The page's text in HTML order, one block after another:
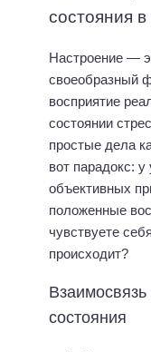
состояния
Настроение —
своеобразный
восприятие
состоянии
простые дела
вот парадокс: у
объективных
положенные
чувствуете
происходит?
Взаимосвязь
состояния